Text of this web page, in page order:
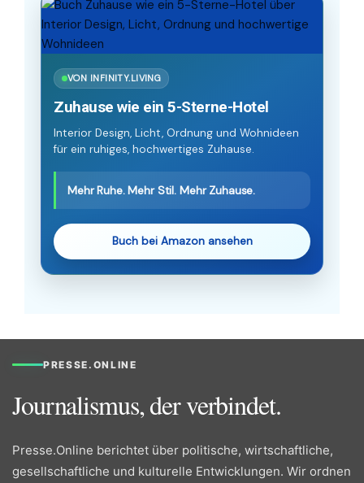
VON INFINITY.LIVING
Zuhause wie ein 5-Sterne-Hotel
Interior Design, Licht, Ordnung und Wohnideen
für ein ruhiges, hochwertiges Zuhause.
Mehr Ruhe. Mehr Stil. Mehr Zuhause.
Buch bei Amazon ansehen
PRESSE.ONLINE
Journalismus, der verbindet.
Presse.Online berichtet über politische, wirtschaftliche,
gesellschaftliche und kulturelle Entwicklungen. Wir ordnen